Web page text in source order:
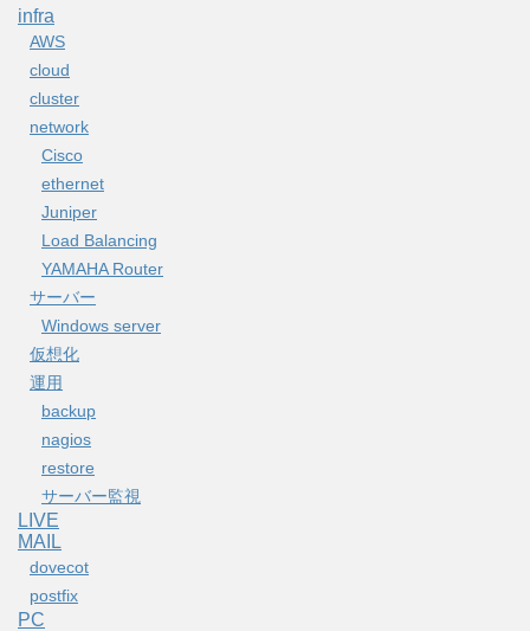
infra
AWS
cloud
cluster
network
Cisco
ethernet
Juniper
Load Balancing
YAMAHA Router
サーバー
Windows server
仮想化
運用
backup
nagios
restore
サーバー監視
LIVE
MAIL
dovecot
postfix
PC